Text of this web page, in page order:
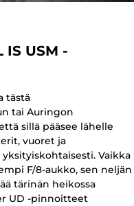
IS USM -
tästä
tai Auringon
sillä pääsee lähelle
vuoret ja
Vaikka
F/8-aukko, sen neljän
tärinän heikossa
UD -pinnoitteet